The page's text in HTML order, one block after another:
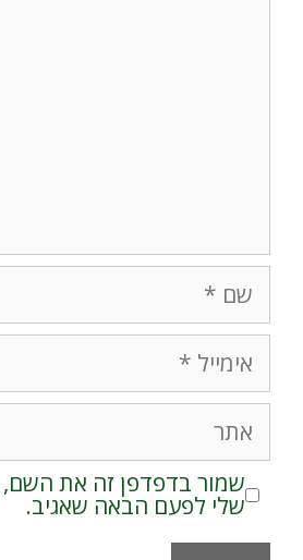
שם
אימייל
אתר
שמור בדפדפן זה את השם,
שלי לפעם הבאה שאגיב.